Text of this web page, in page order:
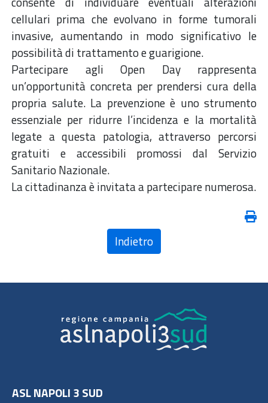
cellulari prima che evolvano in forme tumorali
invasive, aumentando in modo significativo le
possibilità di trattamento e guarigione.
Partecipare agli Open Day rappresenta
un’opportunità concreta per prendersi cura della
propria salute. La prevenzione è uno strumento
essenziale per ridurre l’incidenza e la mortalità
legate a questa patologia, attraverso percorsi
gratuiti e accessibili promossi dal Servizio
Sanitario Nazionale.
La cittadinanza è invitata a partecipare numerosa.
Indietro
ASL NAPOLI 3 SUD